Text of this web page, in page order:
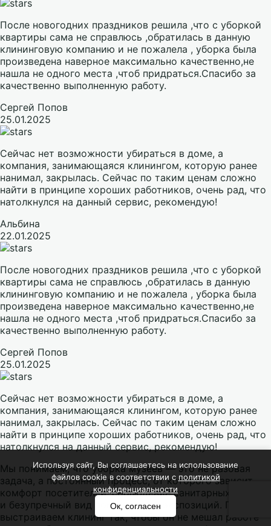
После новогодних праздников решила ,что с уборкой
квартиры сама не справлюсь ,обратилась в данную
клининговую компанию и не пожалела , уборка была
произведена наверное максимально качественно,не
нашла не одного места ,чтоб придраться.Спасибо за
качественно выполненную работу.
Сергей Попов
25.01.2025
Сейчас нет возможности убираться в доме, а
компания, занимающаяся клинингом, которую ранее
нанимал, закрылась. Сейчас по таким ценам сложно
найти в принципе хороших работников, очень рад, что
натолкнулся на данный сервис, рекомендую!
Альбина
22.01.2025
После новогодних праздников решила ,что с уборкой
квартиры сама не справлюсь ,обратилась в данную
клининговую компанию и не пожалела , уборка была
произведена наверное максимально качественно,не
нашла не одного места ,чтоб придраться.Спасибо за
качественно выполненную работу.
Сергей Попов
25.01.2025
Сейчас нет возможности убираться в доме, а
компания, занимающаяся клинингом, которую ранее
нанимал, закрылась. Сейчас по таким ценам сложно
найти в принципе хороших работников, очень рад, что
натолкнулся на данный сервис, рекомендую!
Мы понимаем, что уборка музеев — это не разовая
задача, а постоянный процесс, от которого зависит
комфорт посетителей, соблюдение санитарных норм
и безупречный вид помещений и экспозиций. Поэтому
выстраиваем клининг так, чтобы он не мешал работе
Используя сайт, Вы соглашаетесь на использование
файлов cookie в соответствии с политикой
конфиденциальности
Ок, согласен